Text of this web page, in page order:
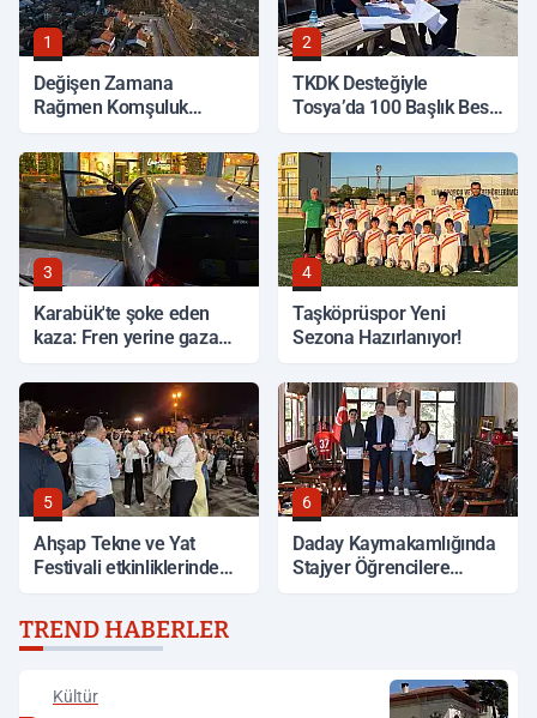
1
Değişen Zamana
Rağmen Komşuluk
2
TKDK Desteğiyle
Tosya’da 100 Başlık Besi
3
Karabük'te şoke eden
kaza: Fren yerine gaza
4
Taşköprüspor Yeni
Sezona Hazırlanıyor!
5
Ahşap Tekne ve Yat
Festivali etkinliklerinde
6
Daday Kaymakamlığında
Stajyer Öğrencilere
TREND HABERLER
Kültür